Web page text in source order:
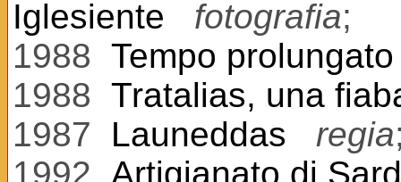
Iglesiente
fotografia;
1988 Tempo prolungato
1988 Tratalias, una
1987 Launeddas regia
1992 Artigianato di